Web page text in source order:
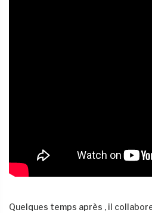
Quelques temps après , il